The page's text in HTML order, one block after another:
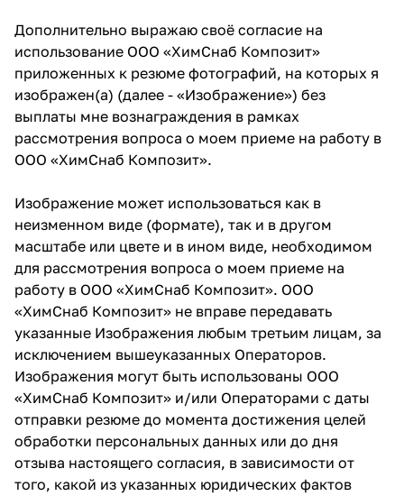
Дополнительно выражаю своё согласие на
использование ООО «ХимСнаб Композит»
приложенных к резюме фотографий, на которых я
изображен(а) (далее - «Изображение») без
выплаты мне вознаграждения в рамках
рассмотрения вопроса о моем приеме на работу в
ООО «ХимСнаб Композит».
Изображение может использоваться как в
неизменном виде (формате), так и в другом
масштабе или цвете и в ином виде, необходимом
для рассмотрения вопроса о моем приеме на
работу в ООО «ХимСнаб Композит». ООО
«ХимСнаб Композит» не вправе передавать
указанные Изображения любым третьим лицам, за
исключением вышеуказанных Операторов.
Изображения могут быть использованы ООО
«ХимСнаб Композит» и/или Операторами с даты
отправки резюме до момента достижения целей
обработки персональных данных или до дня
отзыва настоящего согласия, в зависимости от
того, какой из указанных юридических фактов